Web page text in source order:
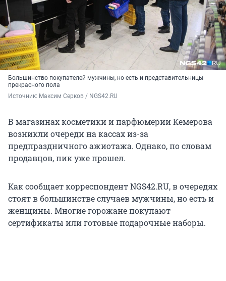
Большинство покупателей мужчины, но есть и представительницы
прекрасного пола
Источник: Максим Серков / NGS42.RU
В магазинах косметики и парфюмерии Кемерова
возникли очереди на кассах из-за
предпраздничного ажиотажа. Однако, по словам
продавцов, пик уже прошел.
Как сообщает корреспондент NGS42.RU, в очередях
стоят в большинстве случаев мужчины, но есть и
женщины. Многие горожане покупают
сертификаты или готовые подарочные наборы.